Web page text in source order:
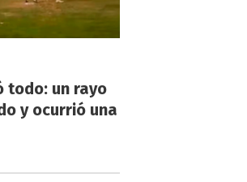
todo: un rayo
y ocurrió una